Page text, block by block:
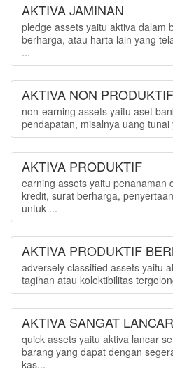
AKTIVA JAMINAN
pledge assets yaitu aktiva dalam
berharga, atau harta lain yang
...
AKTIVA NON PRODUKTIF
non-earning assets yaitu aset
pendapatan, misalnya uang
AKTIVA PRODUKTIF
earning assets yaitu penanaman
kredit, surat berharga,
untuk ...
AKTIVA PRODUKTIF
adversely classified assets yaitu
tagihan atau kolektibilitas
AKTIVA SANGAT LANCAR
quick assets yaitu aktiva lancar
barang yang dapat dengan
kas...